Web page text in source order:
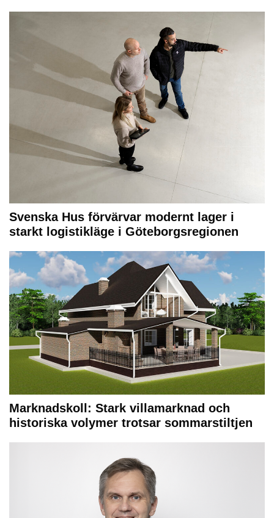
Svenska Hus förvärvar modernt lager i
starkt logistikläge i Göteborgsregionen
Marknadskoll: Stark villamarknad och
historiska volymer trotsar sommarstiltjen